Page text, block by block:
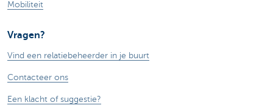
Mobiliteit
Vragen?
Vind een relatiebeheerder in je buurt
Contacteer ons
Een klacht of suggestie?